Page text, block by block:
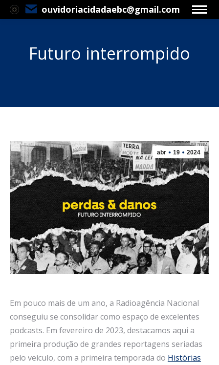
ouvidoriacidadaebc@gmail.com
Futuro interrompido
abr 19 2024
Em pouco mais de um ano, a Radioagência Nacional
conseguiu se consolidar como espaço de excelentes
podcasts. Em fevereiro de 2023, destacamos aqui a
primeira produção de grandes reportagens seriadas
pelo veículo, com a primeira temporada do Histórias